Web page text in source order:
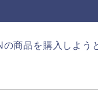
商品を購入しよう